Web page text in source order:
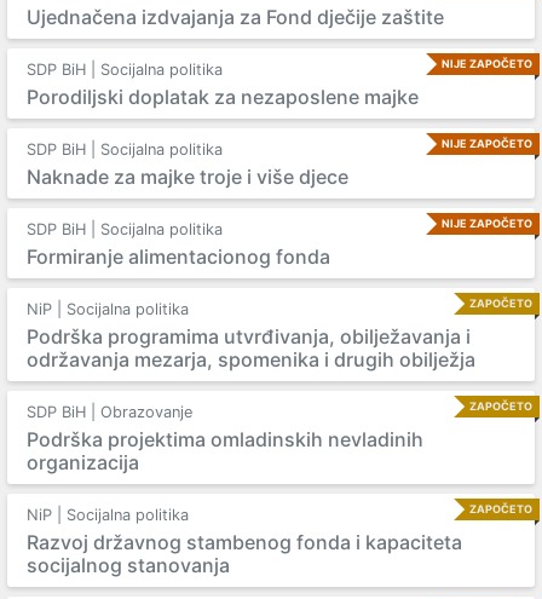
Ujednačena izdvajanja za Fond dječije zaštite
NIJE ZAPOČETO
SDP BiH | Socijalna politika
Porodiljski doplatak za nezaposlene majke
NIJE ZAPOČETO
SDP BiH | Socijalna politika
Naknade za majke troje i više djece
NIJE ZAPOČETO
SDP BiH | Socijalna politika
Formiranje alimentacionog fonda
ZAPOČETO
NiP | Socijalna politika
Podrška programima utvrđivanja, obilježavanja i
održavanja mezarja, spomenika i drugih obilježja
ZAPOČETO
SDP BiH | Obrazovanje
Podrška projektima omladinskih nevladinih
organizacija
ZAPOČETO
NiP | Socijalna politika
Razvoj državnog stambenog fonda i kapaciteta
socijalnog stanovanja